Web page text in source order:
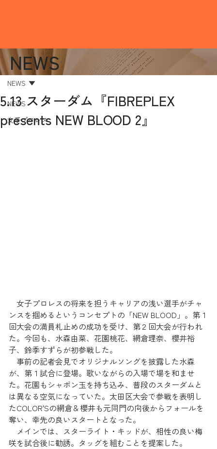
NEWS
女子プロレス
NEWS
5.13 スターダム『FIBREPLEX
presents NEW BLOOD 2』
女子プロレスの将来を担うキャリアの浅い選手がチャ
ンスを掴めるというコンセプトの「NEW BLOOD」。第１
回大会の満員札止めの成功を受け、第２回大会が行われ
た。今回も、水森由菜、花園桃花、網倉理奈、櫻井裕
子、鈴季すずらが初参戦した。
事前の記者会見でオリジナルソングを披露した水森
が、第１試合に登場。歌いながらの入場で場を和ませ
た。花園もシャボン玉を持ち込み、普段のスターダムと
は異なる空気になっていた。太田区大会で参戦を表明し
たCOLOR'Sの網倉＆櫻井も元同門の向後からフォールを
奪い、幸先の良いスタートとなった。
メインでは、スターライト・キッドが、相性の良い梅
咲を試合後に勧誘。タッグを組むことを提案した。
NEWS